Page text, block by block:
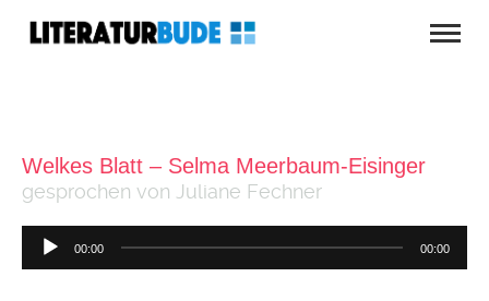
Welkes Blatt – Selma Meerbaum-Eisinger
gesprochen von Juliane Fechner
Audio-
Player
00:00 00:00